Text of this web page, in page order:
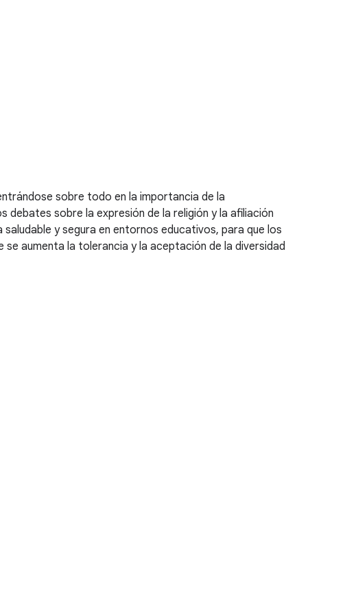
sobre todo en la importancia de la
debates sobre la expresión de la religión y la afiliación
y segura en entornos educativos, para que los
aumenta la tolerancia y la aceptación de la diversidad